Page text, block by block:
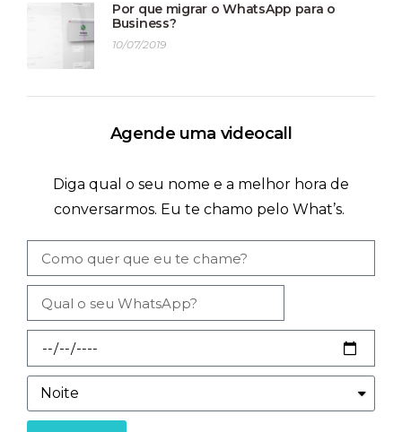
Por que migrar o WhatsApp para o
Business?
10/07/2019
Agende uma videocall
Diga qual o seu nome e a melhor hora de
conversarmos. Eu te chamo pelo What’s.